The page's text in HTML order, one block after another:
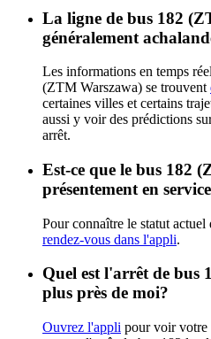
La ligne de bus 182
généralement
Les informations en temps
(ZTM Warszawa) se trouvent
certaines villes et certains
aussi y voir des prédictions
arrêt.
Est-ce que le bus 182
présentement en
Pour connaître le statut
rendez-vous dans l'appli.
Quel est l'arrêt de bus
plus près de moi?
Ouvrez l'appli pour voir votre